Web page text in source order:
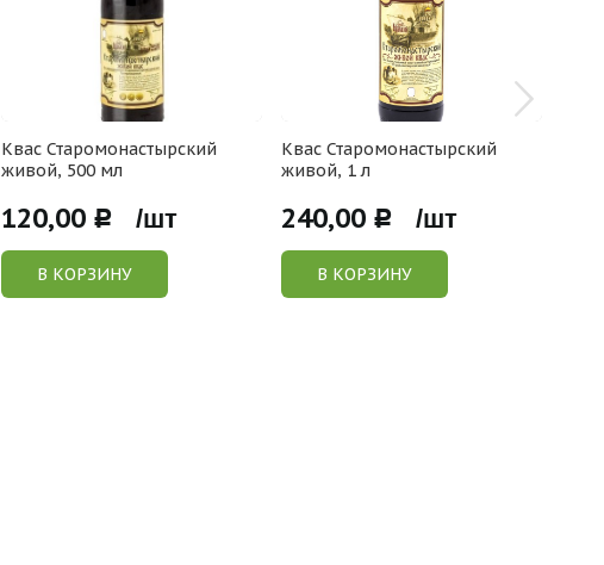
Квас Старомонастырский
живой, 500 мл
120,00 Р /шт
В КОРЗИНУ
Квас Старомонастырский
живой, 1 л
240,00 Р /шт
В КОРЗИНУ